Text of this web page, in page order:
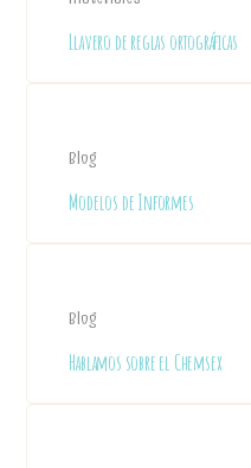
Llavero de reglas ortográficas
Blog
Modelos de Informes
Blog
Hablamos sobre el Chemsex